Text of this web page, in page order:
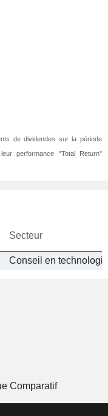
de dividendes sur la période
performance "Total Return"
Secteur
Comparatif